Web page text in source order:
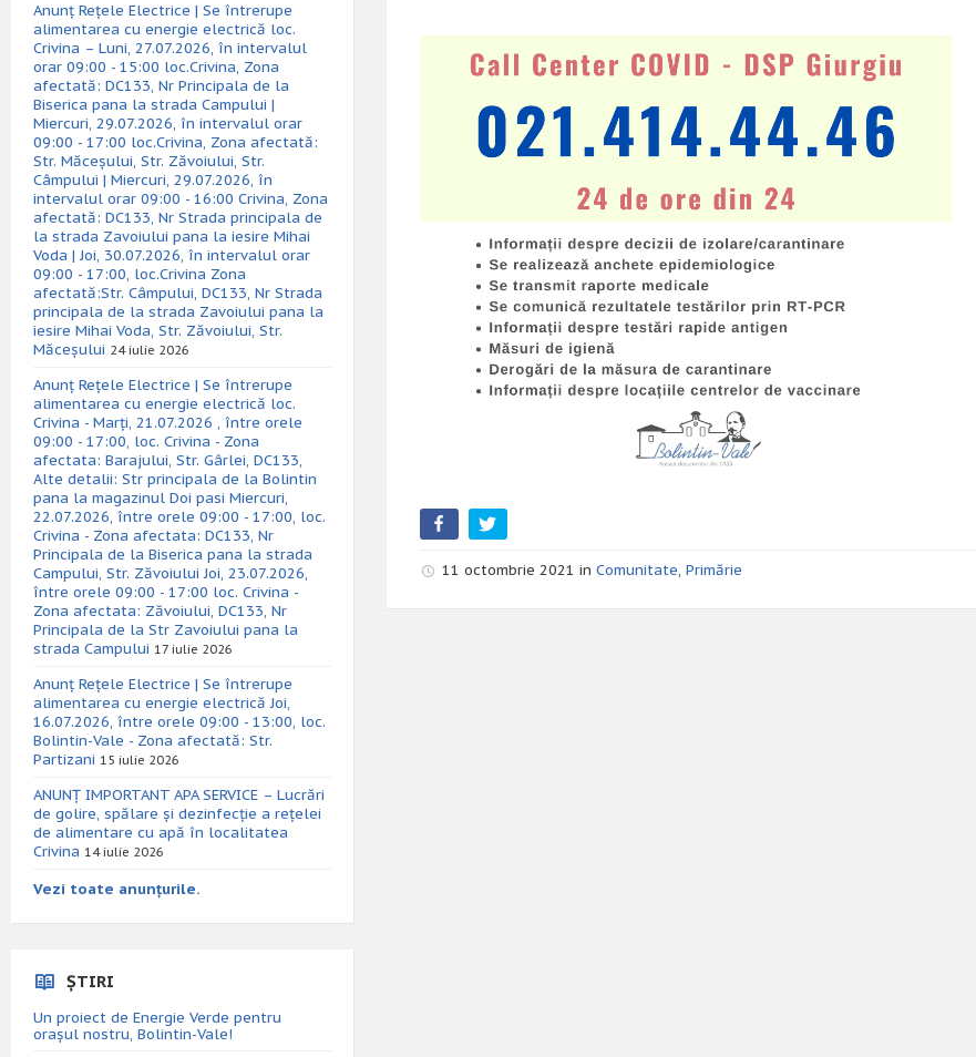
11 octombrie 2021 in Comunitate, Primărie
Anunț Rețele Electrice | Se întrerupe
alimentarea cu energie electrică loc.
Crivina – Luni, 27.07.2026, în intervalul
orar 09:00 - 15:00 loc.Crivina, Zona
afectată: DC133, Nr Principala de la
Biserica pana la strada Campului |
Miercuri, 29.07.2026, în intervalul orar
09:00 - 17:00 loc.Crivina, Zona afectată:
Str. Măceșului, Str. Zăvoiului, Str.
Câmpului | Miercuri, 29.07.2026, în
intervalul orar 09:00 - 16:00 Crivina, Zona
afectată: DC133, Nr Strada principala de
la strada Zavoiului pana la iesire Mihai
Voda | Joi, 30.07.2026, în intervalul orar
09:00 - 17:00, loc.Crivina Zona
afectată:Str. Câmpului, DC133, Nr Strada
principala de la strada Zavoiului pana la
iesire Mihai Voda, Str. Zăvoiului, Str.
Măceșului 24 iulie 2026
Anunț Rețele Electrice | Se întrerupe
alimentarea cu energie electrică loc.
Crivina - Marți, 21.07.2026 , între orele
09:00 - 17:00, loc. Crivina - Zona
afectata: Barajului, Str. Gârlei, DC133,
Alte detalii: Str principala de la Bolintin
pana la magazinul Doi pasi Miercuri,
22.07.2026, între orele 09:00 - 17:00, loc.
Crivina - Zona afectata: DC133, Nr
Principala de la Biserica pana la strada
Campului, Str. Zăvoiului Joi, 23.07.2026,
între orele 09:00 - 17:00 loc. Crivina -
Zona afectata: Zăvoiului, DC133, Nr
Principala de la Str Zavoiului pana la
strada Campului 17 iulie 2026
Anunț Rețele Electrice | Se întrerupe
alimentarea cu energie electrică Joi,
16.07.2026, între orele 09:00 - 13:00, loc.
Bolintin-Vale - Zona afectată: Str.
Partizani 15 iulie 2026
ANUNȚ IMPORTANT APA SERVICE – Lucrări
de golire, spălare și dezinfecție a rețelei
de alimentare cu apă în localitatea
Crivina 14 iulie 2026
Vezi toate anunțurile.
ȘTIRI
Un proiect de Energie Verde pentru
orașul nostru, Bolintin-Vale!